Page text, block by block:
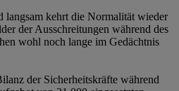
langsam kehrt die Normalität wieder
der Ausschreitungen während des
wohl noch lange im Gedächtnis
der Sicherheitskräfte während